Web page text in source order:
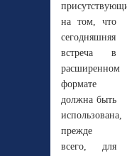
на том, что
сегодняшняя
встреча в
расширенном
формате
должна быть
использована,
прежде
всего, для